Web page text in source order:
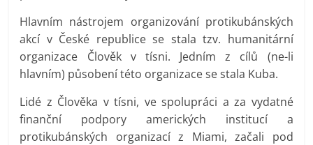
Hlavním nástrojem organizování protikubánských
akcí v České republice se stala tzv. humanitární
organizace Člověk v tísni. Jedním z cílů (ne-li
hlavním) působení této organizace se stala Kuba.
Lidé z Člověka v tísni, ve spolupráci a za vydatné
finanční podpory amerických institucí a
protikubánských organizací z Miami, začali pod